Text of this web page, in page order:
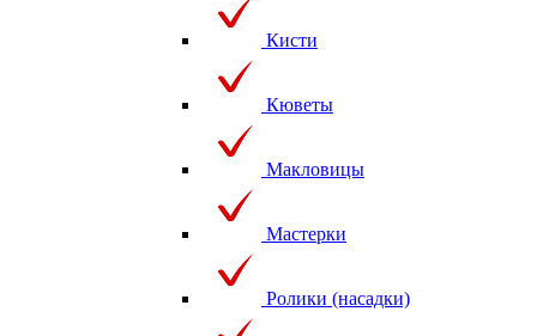
Кисти
Кюветы
Макловицы
Мастерки
Ролики (насадки)